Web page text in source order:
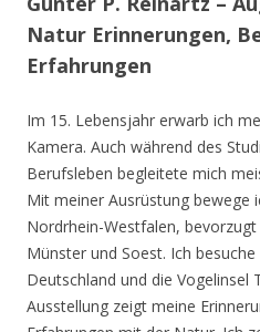
Natur Erinnerungen,
Erfahrungen
Im 15. Lebensjahr erwarb ich
Kamera. Auch während des
Berufsleben begleitete mich
Mit meiner Ausrüstung bewege
Nordrhein-Westfalen,
Münster und Soest. Ich
Deutschland und die Vogelinsel
Ausstellung zeigt meine